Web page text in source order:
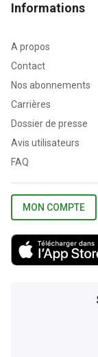
Informations
A propos
Contact
Nos abonnements
Carrières
Dossier de presse
Avis utilisateurs
FAQ
MON COMPTE